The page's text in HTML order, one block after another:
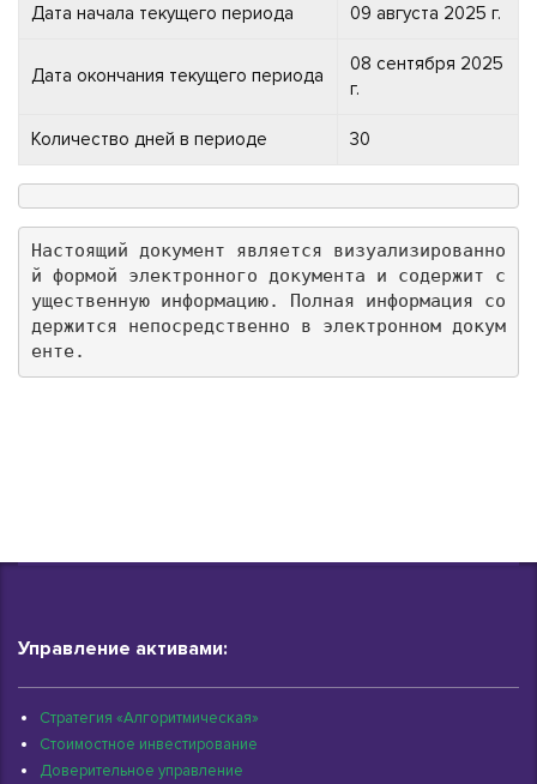
Дата начала текущего периода 09 августа 2025 г.
Дата окончания текущего периода
08 сентября 2025
г.
Количество дней в периоде 30
Настоящий документ является визуализированно
й формой электронного документа и содержит с
ущественную информацию. Полная информация со
держится непосредственно в электронном докум
енте.
Управление активами:
Стратегия «Алгоритмическая»
Стоимостное инвестирование
Доверительное управление